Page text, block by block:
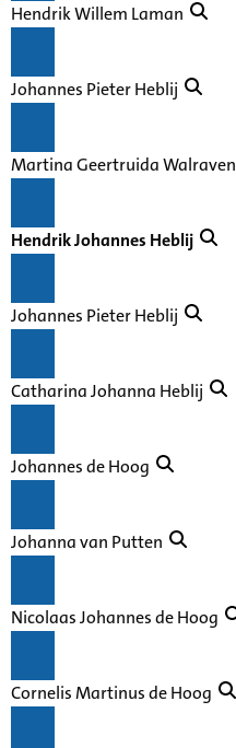
Hendrik Willem Laman
Johannes Pieter Heblij
Martina Geertruida Walraven
Hendrik Johannes Heblij
Johannes Pieter Heblij
Catharina Johanna Heblij
Johannes de Hoog
Johanna van Putten
Nicolaas Johannes de Hoog
Cornelis Martinus de Hoog